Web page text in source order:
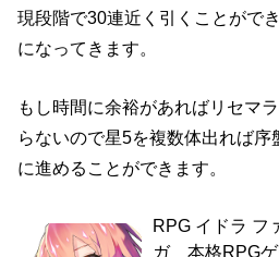
現段階で30連近く引くことがで
になってきます。
もし時間に余裕があればリセマ
らないので星5を複数体出れば
に進めることができます。
RPG イドラ フ
ガ 本格RPGゲ